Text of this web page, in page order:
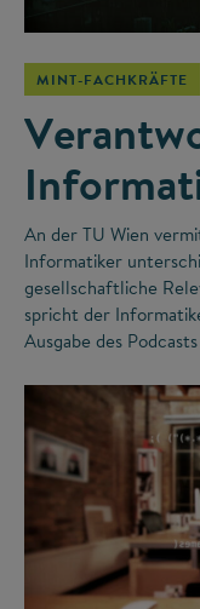
MINT-FACHKRÄFTE
An der TU Wien
Informatiker
gesellschaftliche
spricht der
Ausgabe des